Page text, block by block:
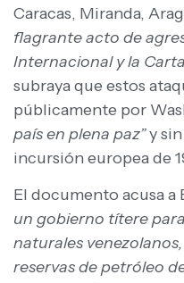
Caracas, Miranda,
flagrante acto de
Internacional y la
subraya que estos
públicamente por
país en plena paz”y sin
incursión europea de
El documento acusa a
un gobierno títere
naturales
reservas de petróleo